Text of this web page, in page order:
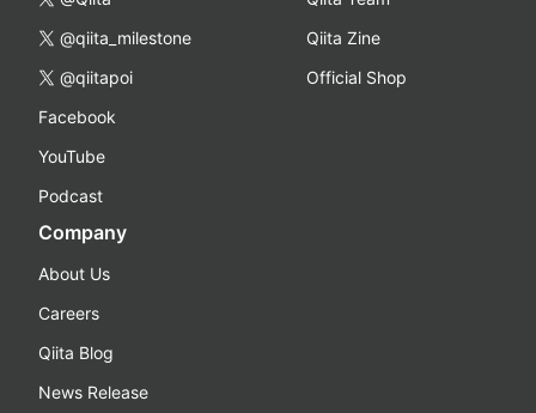
@qiita_milestone
@qiitapoi
Facebook
YouTube
Podcast
Qiita Zine
Official Shop
Company
About Us
Careers
Qiita Blog
News Release